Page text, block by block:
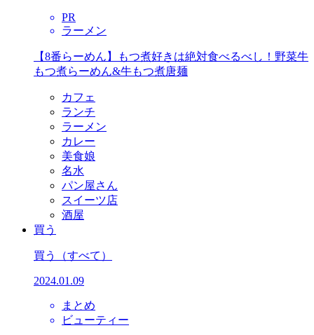
PR
ラーメン
【8番らーめん】もつ煮好きは絶対食べるべし！野菜牛
もつ煮らーめん&牛もつ煮唐麺
カフェ
ランチ
ラーメン
カレー
美食娘
名水
パン屋さん
スイーツ店
酒屋
買う
買う （すべて）
2024.01.09
まとめ
ビューティー